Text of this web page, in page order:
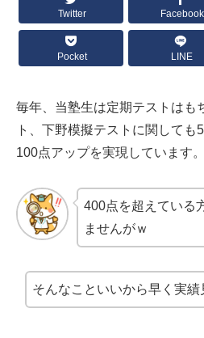
Twitter Facebook
Pocket LINE
毎年、当塾生は定期テストはも
ト、下野模擬テストに関して
100点アップを実現しています。
400点を超えている
ませんがｗ
そんなこといいから早く実績